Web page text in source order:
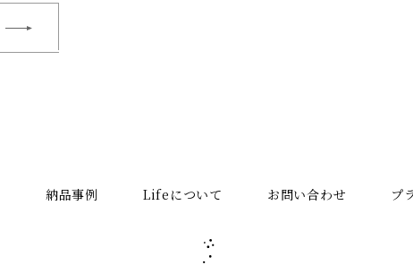
納品事例 Lifeについて お問い合わせ プ